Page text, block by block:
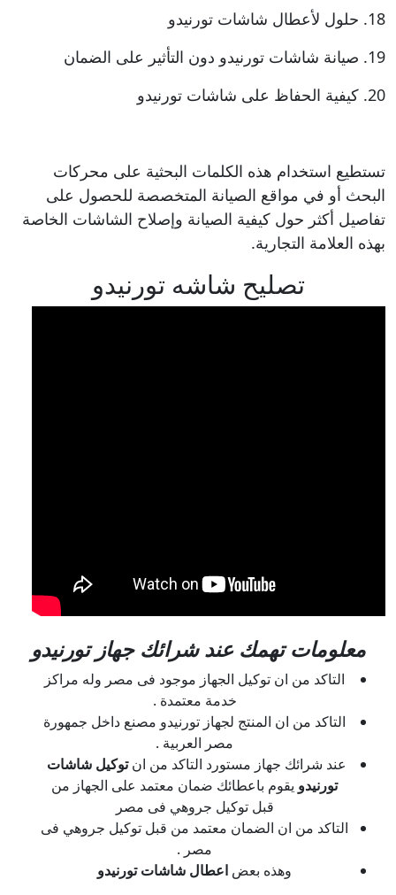
18. حلول لأعطال شاشات تورنيدو
19. صيانة شاشات تورنيدو دون التأثير على الضمان
20. كيفية الحفاظ على شاشات تورنيدو
تستطيع استخدام هذه الكلمات البحثية على محركات
البحث أو في مواقع الصيانة المتخصصة للحصول على
تفاصيل أكثر حول كيفية الصيانة وإصلاح الشاشات الخاصة
بهذه العلامة التجارية.
تصليح شاشه تورنيدو
معلومات تهمك عند شرائك جهاز تورنيدو
التاكد من ان توكيل الجهاز موجود فى مصر وله مراكز
خدمة معتمدة .
التاكد من ان المنتج لجهاز تورنيدو مصنع داخل جمهورة
مصر العربية .
عند شرائك جهاز مستورد التاكد من انتوكيل شاشات
تورنيدو يقوم باعطائك ضمان معتمد على الجهاز من
قبل توكيل جروهي فى مصر
التاكد من ان الضمان معتمد من قبل توكيل جروهي فى
مصر .
وهذه بعض اعطال شاشات تورنيدو